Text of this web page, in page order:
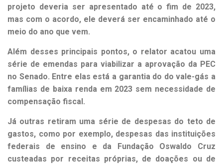
projeto deveria ser apresentado até o fim de 2023,
mas com o acordo, ele deverá ser encaminhado até o
meio do ano que vem.
Além desses principais pontos, o relator acatou uma
série de emendas para viabilizar a aprovação da PEC
no Senado. Entre elas está a garantia do do vale-gás a
famílias de baixa renda em 2023 sem necessidade de
compensação fiscal.
Já outras retiram uma série de despesas do teto de
gastos, como por exemplo, despesas das instituições
federais de ensino e da Fundação Oswaldo Cruz
custeadas por receitas próprias, de doações ou de